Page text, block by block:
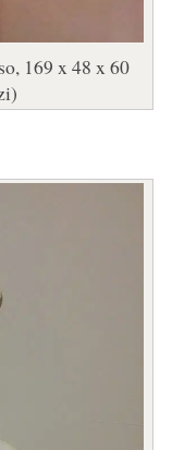
169 x 48 x 60